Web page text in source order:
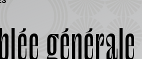
ANNONCES générale